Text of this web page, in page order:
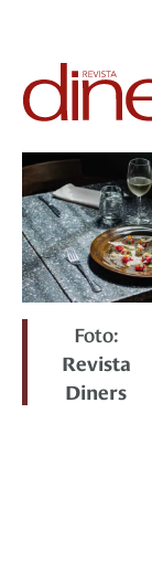
Foto:
Revista
Diners